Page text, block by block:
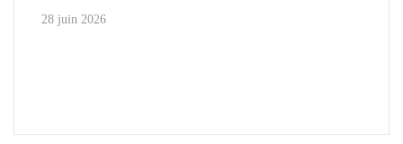
28 juin 2026